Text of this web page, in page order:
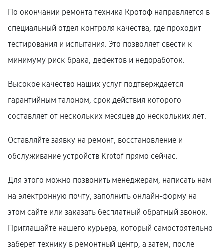
По окончании ремонта техника Кротоф направляется в
специальный отдел контроля качества, где проходит
тестирования и испытания. Это позволяет свести к
минимуму риск брака, дефектов и недоработок.
Высокое качество наших услуг подтверждается
гарантийным талоном, срок действия которого
составляет от нескольких месяцев до нескольких лет.
Оставляйте заявку на ремонт, восстановление и
обслуживание устройств Krotof прямо сейчас.
Для этого можно позвонить менеджерам, написать нам
на электронную почту, заполнить онлайн-форму на
этом сайте или заказать бесплатный обратный звонок.
Приглашайте нашего курьера, который самостоятельно
заберет технику в ремонтный центр, а затем, после